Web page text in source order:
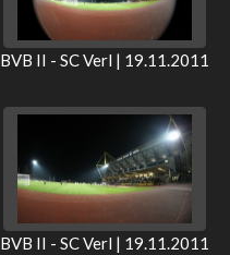
BVB II - SC Verl | 19.11.2011
BVB II - SC Verl | 19.11.2011